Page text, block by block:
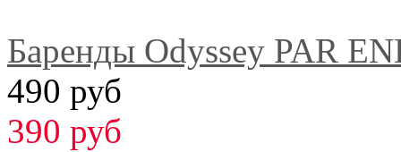
Баренды Odyssey PAR
490 руб
390 руб